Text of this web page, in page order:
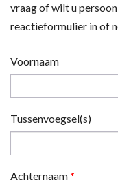
vraag of wilt u
reactieformulier in of
Voornaam
Tussenvoegsel(s)
Achternaam *